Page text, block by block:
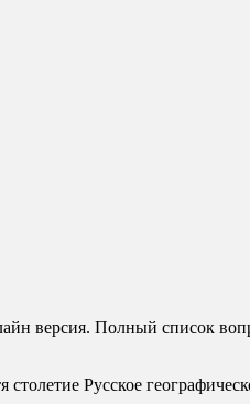
версия. Полный список
Русское